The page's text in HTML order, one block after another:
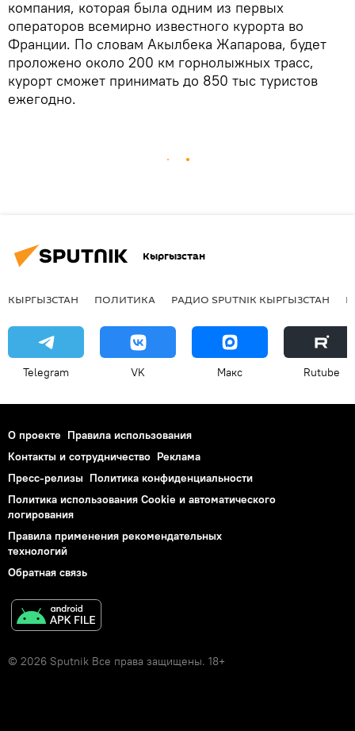
компания, которая была одним из первых
операторов всемирно известного курорта во
Франции. По словам Акылбека Жапарова, будет
проложено около 200 км горнолыжных трасс,
курорт сможет принимать до 850 тыс туристов
ежегодно.
Кыргызстан
КЫРГЫЗСТАН ПОЛИТИКА РАДИО SPUTNIK КЫРГЫЗСТАН
Telegram VK Макс Rutube
О проекте Правила использования
Контакты и сотрудничество Реклама
Пресс-релизы Политика конфиденциальности
Политика использования Cookie и автоматического
логирования
Правила применения рекомендательных
технологий
Обратная связь
© 2026 Sputnik Все права защищены. 18+